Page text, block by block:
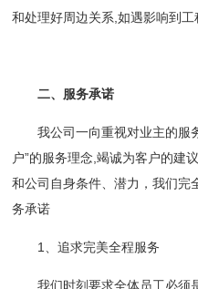
和处理好周边关系,如遇影响到
二、服务承诺
我公司一向重视对业主的服
户”的服务理念,竭诚为客户的建
和公司自身条件、潜力，我们完
务承诺
1、追求完美全程服务
我们时刻要求全体员工必须